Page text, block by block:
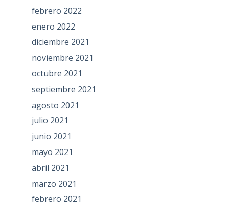
febrero 2022
enero 2022
diciembre 2021
noviembre 2021
octubre 2021
septiembre 2021
agosto 2021
julio 2021
junio 2021
mayo 2021
abril 2021
marzo 2021
febrero 2021